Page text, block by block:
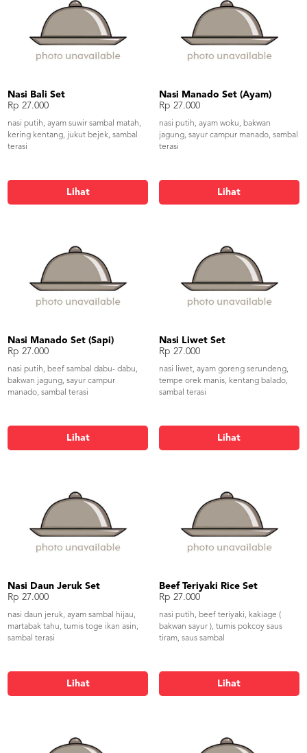
Nasi Bali Set
Rp 27.000
nasi putih, ayam suwir sambal matah,
kering kentang, jukut bejek, sambal
terasi
Lihat
Nasi Manado Set (Ayam)
Rp 27.000
nasi putih, ayam woku, bakwan
jagung, sayur campur manado, sambal
terasi
Lihat
Nasi Manado Set (Sapi)
Rp 27.000
nasi putih, beef sambal dabu- dabu,
bakwan jagung, sayur campur
manado, sambal terasi
Lihat
Nasi Liwet Set
Rp 27.000
nasi liwet, ayam goreng serundeng,
tempe orek manis, kentang balado,
sambal terasi
Lihat
Nasi Daun Jeruk Set
Rp 27.000
nasi daun jeruk, ayam sambal hijau,
martabak tahu, tumis toge ikan asin,
sambal terasi
Lihat
Beef Teriyaki Rice Set
Rp 27.000
nasi putih, beef teriyaki, kakiage (
bakwan sayur ), tumis pokcoy saus
tiram, saus sambal
Lihat